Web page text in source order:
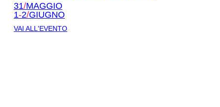
31/MAGGIO
1-2/GIUGNO
VAI ALL'EVENTO